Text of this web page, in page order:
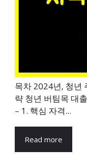
목차 2024년, 청년
략 청년 버팀목 대
– 1. 핵심 자격...
Read more